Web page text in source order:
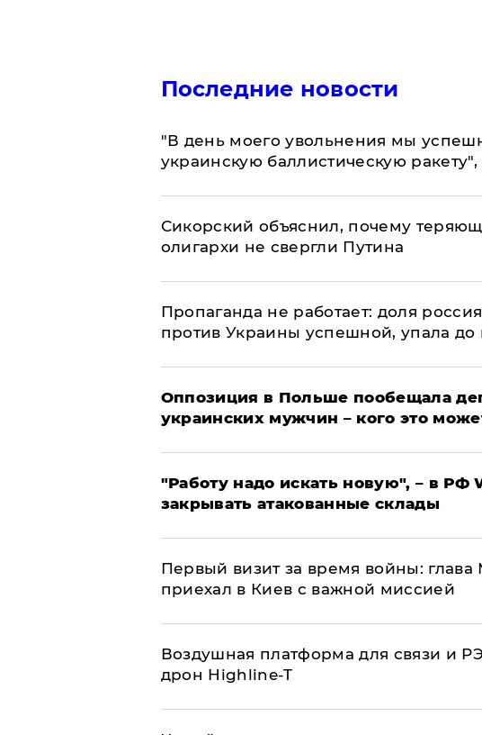
Последние новости
​"В день моего увольнения мы
украинскую баллистическую
Сикорский объяснил, почему
олигархи не свергли Путина
​Пропаганда не работает: доля
против Украины успешной, упала
Оппозиция в Польше пообещала
украинских мужчин – кого это
"Работу надо искать новую", – в РФ
закрывать атакованные склады
Первый визит за время войны:
приехал в Киев с важной миссией
Воздушная платформа для связи и
дрон Highline-T